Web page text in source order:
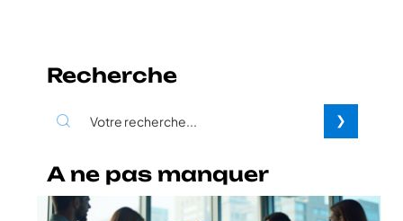
Recherche
A ne pas manquer